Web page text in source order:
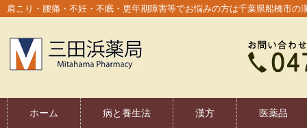
肩こり・腰痛・不妊・不眠・更年期障害等でお悩みの方は千葉県船橋市
ホーム 病と養生法 漢方 医薬品